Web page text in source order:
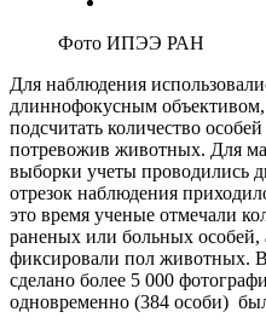
Фото ИПЭЭ РАН
Для наблюдения
длиннофокусным
подсчитать количество
потревожив животных. Для
выборки учеты проводились
отрезок наблюдения
это время ученые отмечали
раненых или больных
фиксировали пол животных.
сделано более 5 000
одновременно (384 особи)